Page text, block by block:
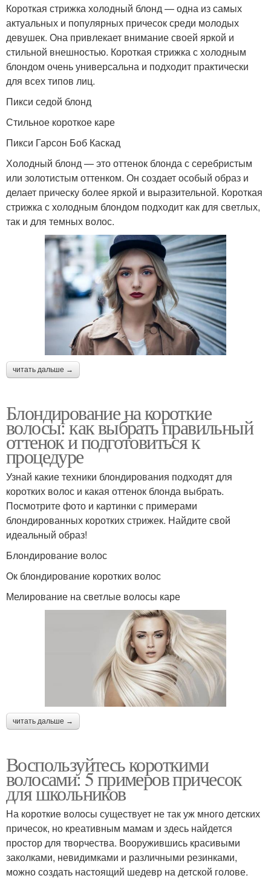
Короткая стрижка холодный блонд — одна из самых
актуальных и популярных причесок среди молодых
девушек. Она привлекает внимание своей яркой и
стильной внешностью. Короткая стрижка с холодным
блондом очень универсальна и подходит практически
для всех типов лиц.
Пикси седой блонд
Стильное короткое каре
Пикси Гарсон Боб Каскад
Холодный блонд — это оттенок блонда с серебристым
или золотистым оттенком. Он создает особый образ и
делает прическу более яркой и выразительной. Короткая
стрижка с холодным блондом подходит как для светлых,
так и для темных волос.
читать дальше →
Блондирование на короткие
волосы: как выбрать правильный
оттенок и подготовиться к
процедуре
Узнай какие техники блондирования подходят для
коротких волос и какая оттенок блонда выбрать.
Посмотрите фото и картинки с примерами
блондированных коротких стрижек. Найдите свой
идеальный образ!
Блондирование волос
Ок блондирование коротких волос
Мелирование на светлые волосы каре
читать дальше →
Воспользуйтесь короткими
волосами: 5 примеров причесок
для школьников
На короткие волосы существует не так уж много детских
причесок, но креативным мамам и здесь найдется
простор для творчества. Вооружившись красивыми
заколками, невидимками и различными резинками,
можно создать настоящий шедевр на детской голове.